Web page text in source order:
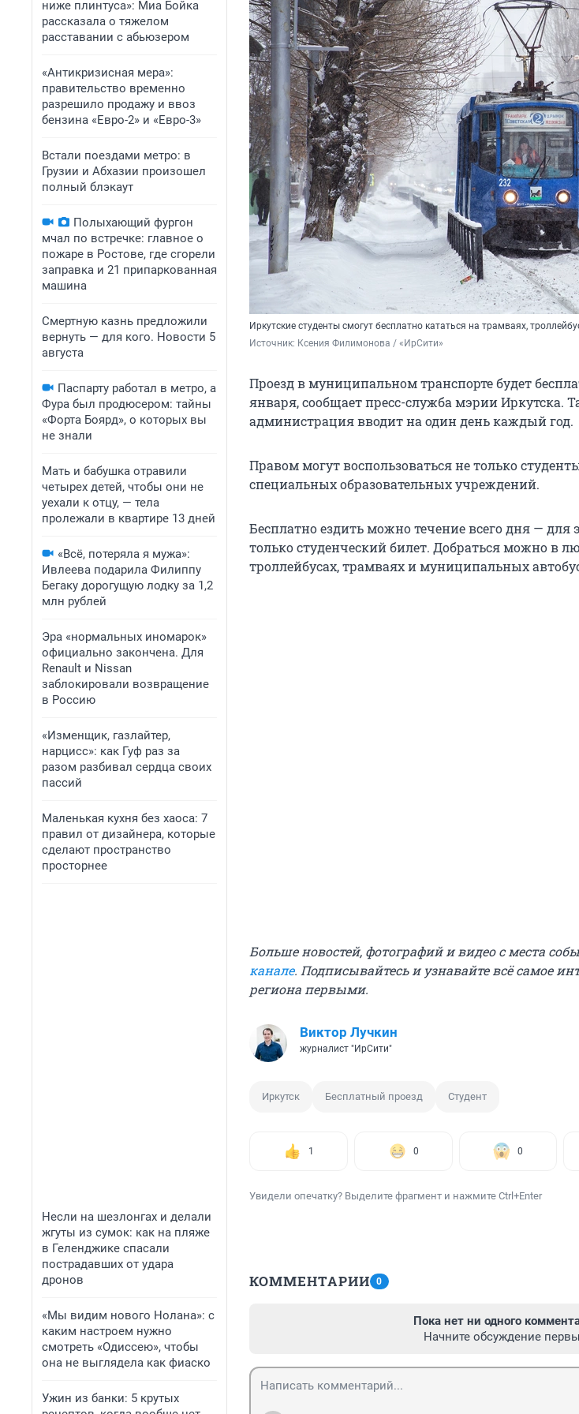
ниже плинтуса»: Миа Бойка
рассказала о тяжелом
расставании с абьюзером
«Антикризисная мера»:
правительство временно
разрешило продажу и ввоз
бензина «Евро-2» и «Евро-3»
Встали поездами метро: в
Грузии и Абхазии произошел
полный блэкаут
Полыхающий фургон
мчал по встречке: главное о
пожаре в Ростове, где сгорели
заправка и 21 припаркованная
машина
Смертную казнь предложили
вернуть — для кого. Новости 5
августа
Паспарту работал в метро, а
Фура был продюсером: тайны
«Форта Боярд», о которых вы
не знали
Мать и бабушка отравили
четырех детей, чтобы они не
уехали к отцу, — тела
пролежали в квартире 13 дней
«Всё, потеряла я мужа»:
Ивлеева подарила Филиппу
Бегаку дорогущую лодку за 1,2
млн рублей
Эра «нормальных иномарок»
официально закончена. Для
Renault и Nissan
заблокировали возвращение
в Россию
«Изменщик, газлайтер,
нарцисс»: как Гуф раз за
разом разбивал сердца своих
пассий
Маленькая кухня без хаоса: 7
правил от дизайнера, которые
сделают пространство
просторнее
Несли на шезлонгах и делали
жгуты из сумок: как на пляже
в Геленджике спасали
пострадавших от удара
дронов
«Мы видим нового Нолана»: с
каким настроем нужно
смотреть «Одиссею», чтобы
она не выглядела как фиаско
Ужин из банки: 5 крутых
Иркутские студенты смогут бесплатно кататься на трамваях,
Источник: Ксения Филимонова / «ИрСити»
Проезд в муниципальном транспорте будет
января, сообщает пресс-служба мэрии Иркутска.
администрация вводит на один день каждый год.
Правом могут воспользоваться не только
специальных образовательных учреждений.
Бесплатно ездить можно течение всего дня — для
только студенческий билет. Добраться можно в
троллейбусах, трамваях и муниципальных
Больше новостей, фотографий и видео с места
канале. Подписывайтесь и узнавайте всё самое
региона первыми.
Виктор Лучкин
журналист "ИрСити"
Иркутск Бесплатный проезд Студент
1 0 0
Увидели опечатку? Выделите фрагмент и нажмите Ctrl+Enter
КОММЕНТАРИИ 0
Пока нет ни одного
Начните обсуждение